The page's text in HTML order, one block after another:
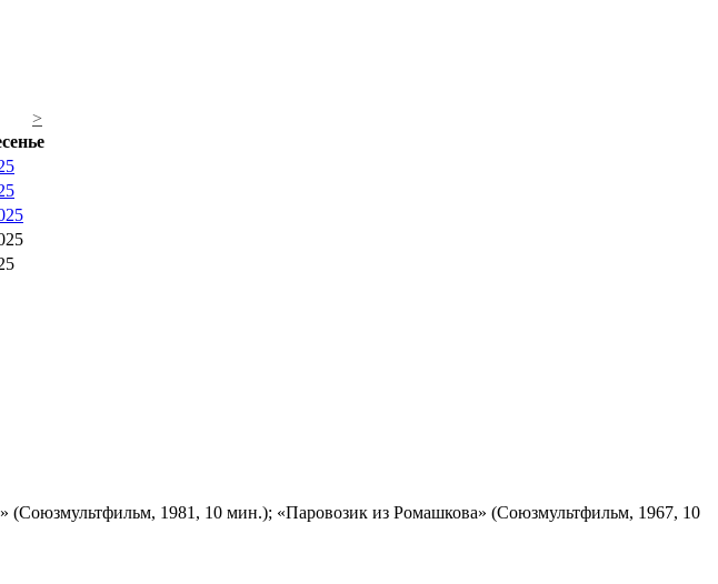
>
1981, 10 мин.); «Паровозик из Ромашкова» (Союзмультфильм, 1967, 10